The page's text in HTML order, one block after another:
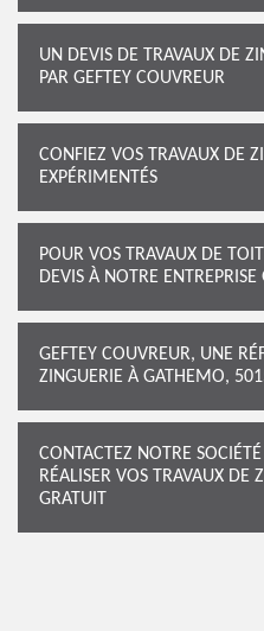
UN DEVIS DE TRAVAUX DE
PAR GEFTEY COUVREUR
CONFIEZ VOS TRAVAUX DE
EXPÉRIMENTÉS
POUR VOS TRAVAUX DE
DEVIS À NOTRE
GEFTEY COUVREUR, UNE
ZINGUERIE À GATHEMO,
CONTACTEZ NOTRE
RÉALISER VOS TRAVAUX DE
GRATUIT